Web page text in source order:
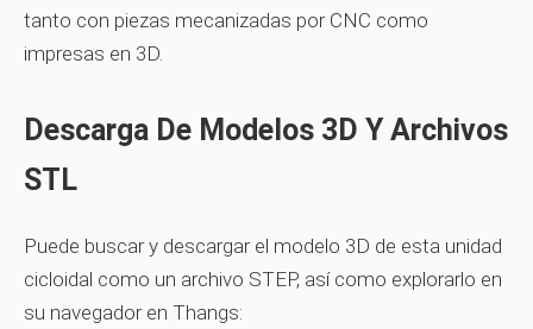
tanto con piezas mecanizadas por CNC como
impresas en 3D.
Descarga De Modelos 3D Y Archivos
STL
Puede buscar y descargar el modelo 3D de esta unidad
cicloidal como un archivo STEP, así como explorarlo en
su navegador en Thangs: